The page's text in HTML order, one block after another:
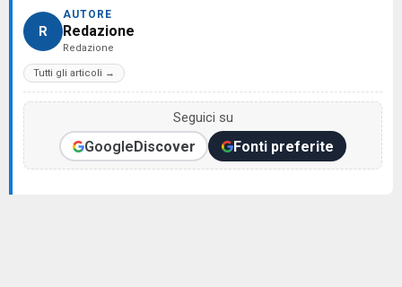
R
AUTORE
Redazione
Redazione
Tutti gli articoli →
Seguici su
GoogleDiscover Fonti preferite